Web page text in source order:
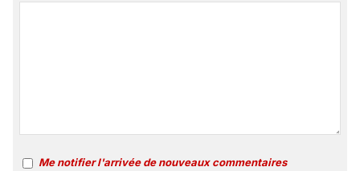
Me notifier l'arrivée de nouveaux commentaires